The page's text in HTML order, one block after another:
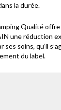
la durée.
Qualité
une réduction
ses soins, qu’il
du label.